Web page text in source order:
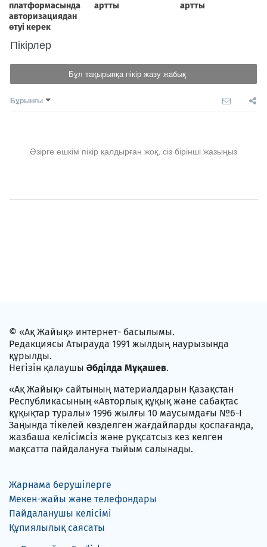
Пікірлер
Бұл тақырыпқа пікір жазу жабық
Бұрынғы
Әзірге ешкім пікір қалдырған жоқ, сіз бірінші жазыңыз
© «Ақ Жайық» интернет- басылымы.
Редакциясы Атырауда 1991 жылдың наурызында
құрылды.
Негізін қалаушы Әбділда Мұқашев.
«Ақ Жайық» сайтының материалдарын Қазақстан
Республикасының «Авторлық құқық және сабақтас
құқықтар туралы» 1996 жылғы 10 маусымдағы №6-I
Заңында тікелей көзделген жағдайларды қоспағанда,
жазбаша келісімсіз және рұқсатсыз кез келген
мақсатта пайдалануға тыйым салынады.
Жарнама берушілерге
Мекен-жайы және телефондары
Пайдаланушы келісімі
Құпиялылық саясаты